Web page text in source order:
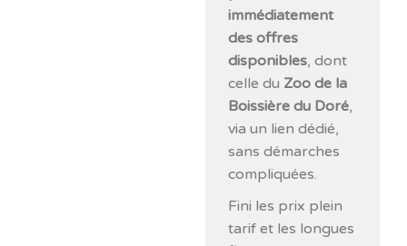
immédiatement
des offres
disponibles, dont
celle du Zoo de la
Boissière du Doré,
via un lien dédié,
sans démarches
compliquées.
Fini les prix plein
tarif et les longues